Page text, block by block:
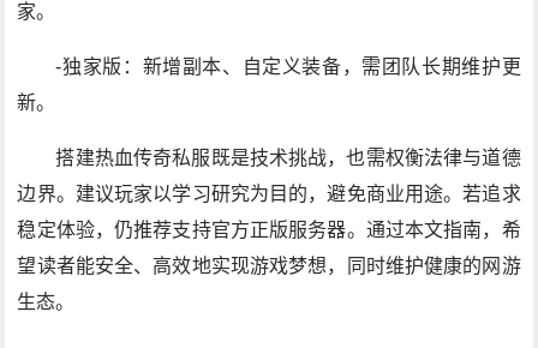
家。
-独家版：新增副本、自定义装备，需团队长期维护更
新。
搭建热血传奇私服既是技术挑战，也需权衡法律与道德
边界。建议玩家以学习研究为目的，避免商业用途。若追求
稳定体验，仍推荐支持官方正版服务器。通过本文指南，希
望读者能安全、高效地实现游戏梦想，同时维护健康的网游
生态。